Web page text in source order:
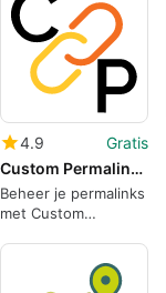
4.9
Gratis
Custom Permalinks
Beheer je permalinks
met Custom